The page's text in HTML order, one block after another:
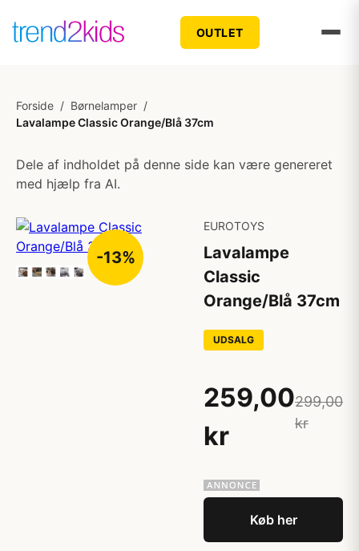
OUTLET
Forside / Børnelamper /
Lavalampe Classic Orange/Blå 37cm
Dele af indholdet på denne side kan være genereret
med hjælp fra AI.
-13%
EUROTOYS
Lavalampe
Classic
Orange/Blå 37cm
UDSALG
259,00
kr
299,00
kr
Køb her